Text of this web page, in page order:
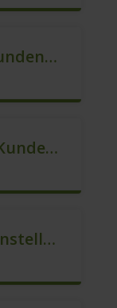
Quereinsteiger In Der Kundenberatung (m/w/d)
Quereinsteiger Bereich Kundenberatung (m/w/d)
Verkaufsberater – Festanstellung (m/w/d)